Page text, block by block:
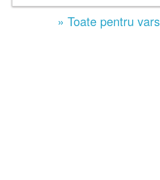
» Toate pentru